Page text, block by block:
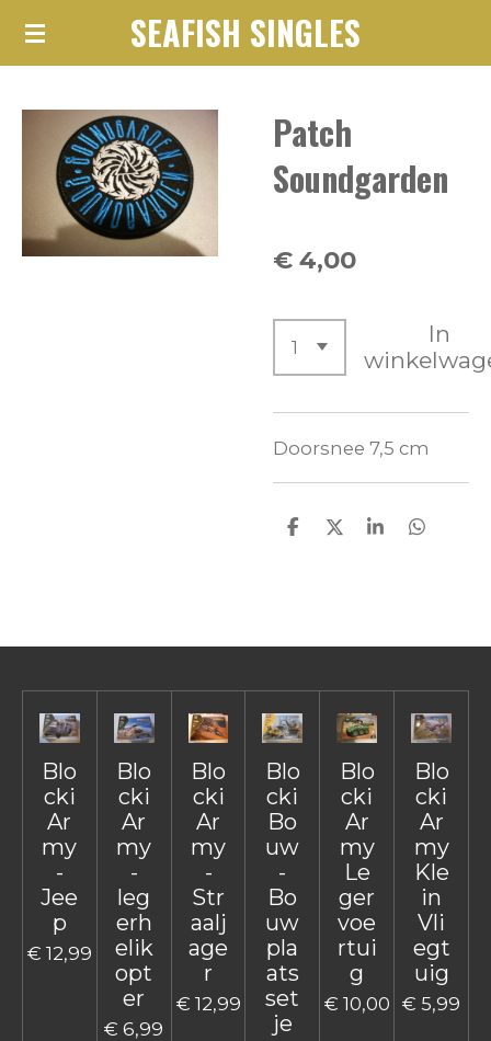
Ga
hoofdinhoud
SEAFISH SINGLES
Patch
Soundgarden
€ 4,00
In
Doorsnee 7,5 cm
D
D
S
D
Blo
cki
Ar
my
-
Jee
p
€ 12,99
Blo
cki
Ar
my
-
leg
erh
elik
opt
er
€ 6,99
Blo
cki
Ar
my
-
Str
aalj
age
r
€ 12,99
Blo
cki
Bo
uw
-
Bo
uw
pla
ats
set
je
Blo
cki
Ar
my
Le
ger
voe
rtui
g
€ 10,00
Blo
cki
Ar
my
Kle
in
Vli
egt
uig
€ 5,99